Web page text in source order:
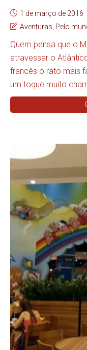
1 de março de 2016
Aventuras Pelo
Quem pensa que o
atravessar o
francês o rato mais
um toque muito